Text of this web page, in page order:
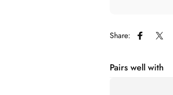
Share:
Pairs well with